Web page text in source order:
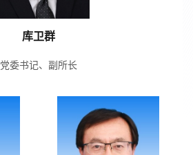
库卫群
党委书记、副所长